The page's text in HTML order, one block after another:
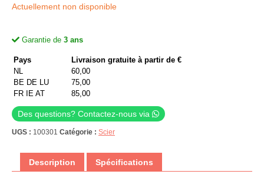
Actuellement non disponible
Garantie de 3 ans
Pays
Livraison gratuite à partir de €
NL
60,00
BE DE LU
75,00
FR IE AT
85,00
Des questions? Contactez-nous via
UGS : 100301 Catégorie : Scier
Description Spécifications